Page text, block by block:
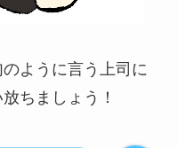
ように言う上司に
ちましょう！